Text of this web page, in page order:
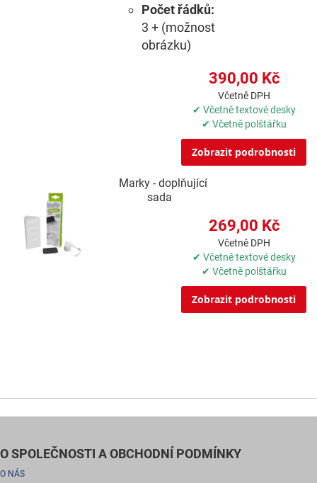
Počet řádků:
3 + (možnost
obrázku)
390,00 Kč
Včetně DPH
✔ Včetně textové desky
✔ Včetně polštářku
Zobrazit podrobnosti
Marky - doplňující
sada
269,00 Kč
Včetně DPH
✔ Včetně textové desky
✔ Včetně polštářku
Zobrazit podrobnosti
O SPOLEČNOSTI A OBCHODNÍ PODMÍNKY
O NÁS